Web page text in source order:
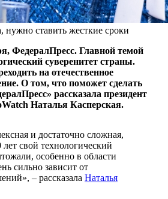
нужно ставить жесткие сроки
ФедералПресс. Главной темой
суверенитет страны.
на отечественное
О том, что поможет сделать
рассказала президент
Наталья Касперская.
и достаточно сложная,
свой технологический
особенно в области
сильно зависит от
– рассказала Наталья